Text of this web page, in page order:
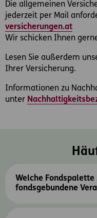
Die allgemeinen
jederzeit per Mail
versicherungen.at
Wir schicken Ihnen
Lesen Sie außerdem
Ihrer Versicherung.
Informationen zu
unter
Welche
fondsgebundene